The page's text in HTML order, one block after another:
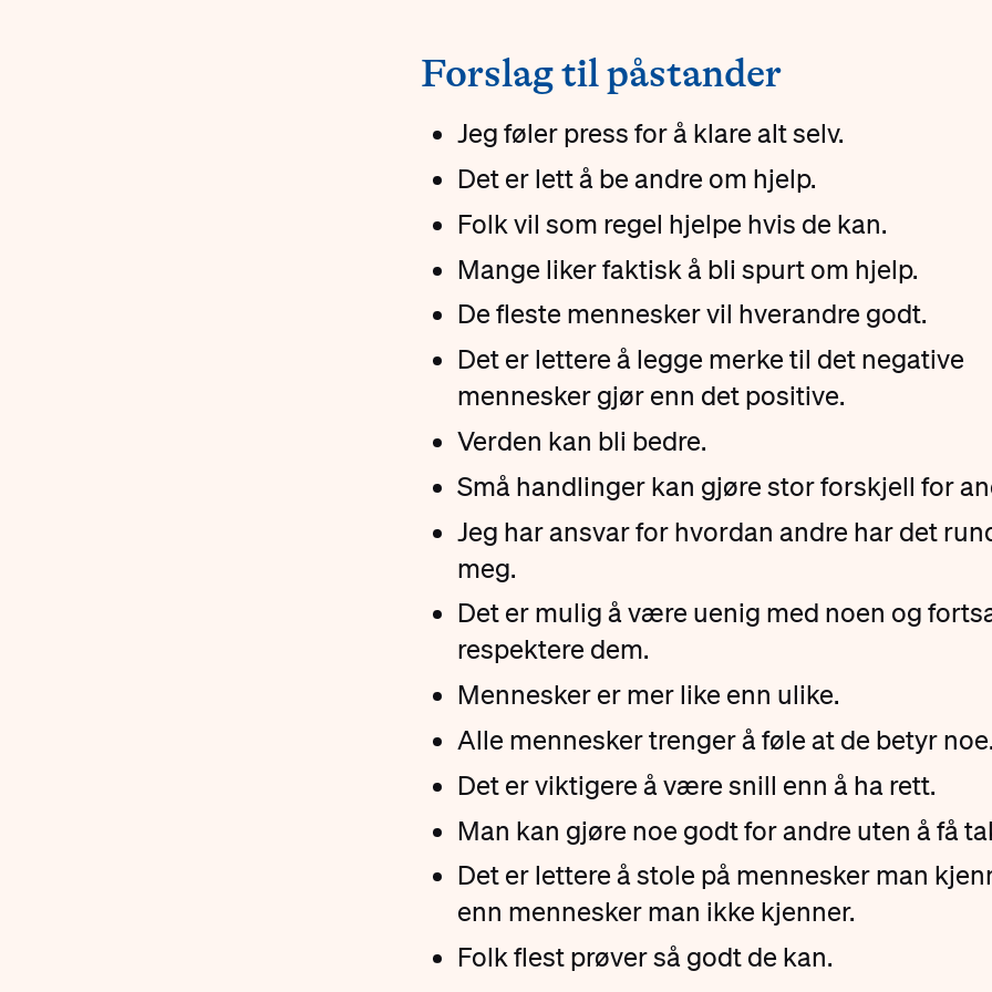
#
Forslag til påstander
Jeg føler press for å klare alt selv.
Det er lett å be andre om hjelp.
Folk vil som regel hjelpe hvis de kan.
Mange liker faktisk å bli spurt om hjelp.
De fleste mennesker vil hverandre godt.
Det er lettere å legge merke til det negative
mennesker gjør enn det positive.
Verden kan bli bedre.
Små handlinger kan gjøre stor forskjell for
Jeg har ansvar for hvordan andre har det
meg.
Det er mulig å være uenig med noen og
respektere dem.
Mennesker er mer like enn ulike.
Alle mennesker trenger å føle at de betyr
Det er viktigere å være snill enn å ha rett.
Man kan gjøre noe godt for andre uten å få
Det er lettere å stole på mennesker man
enn mennesker man ikke kjenner.
Folk flest prøver så godt de kan.